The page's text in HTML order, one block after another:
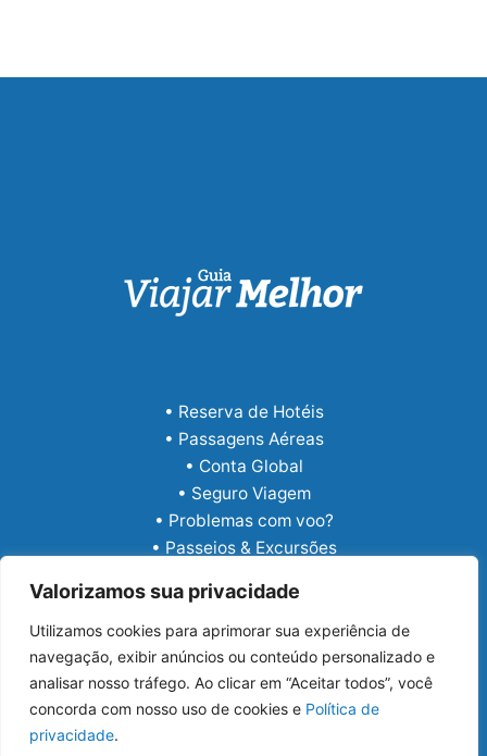
Valorizamos sua privacidade
Utilizamos cookies para aprimorar sua experiência de
navegação, exibir anúncios ou conteúdo personalizado e
analisar nosso tráfego. Ao clicar em “Aceitar todos”, você
concorda com nosso uso de cookies e Política de
privacidade.
• Reserva de Hotéis
• Passagens Aéreas
• Conta Global
• Seguro Viagem
• Problemas com voo?
• Passeios & Excursões